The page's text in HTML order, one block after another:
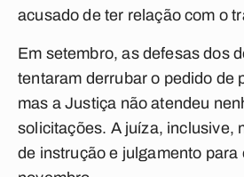
acusado de ter relação com o
Em setembro, as defesas dos
tentaram derrubar o pedido de
mas a Justiça não atendeu
solicitações. A juíza, inclusive,
de instrução e julgamento para